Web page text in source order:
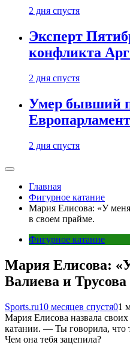
2 дня спустя
Эксперт
конфликта
2 дня спустя
Умер бывший
2 дня спустя
Главная
Фигурное катание
Мария Елисова: «У
в своем прайме.
Фигурное катание
Мария Елисова:
Валиева и
Sports.ru10 месяцев спустя01
Мария Елисова назвала
катании. — Ты говорила,
Чем она тебя зацепила?